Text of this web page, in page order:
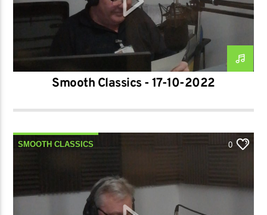
Smooth Classics - 17-10-2022
SMOOTH CLASSICS 0